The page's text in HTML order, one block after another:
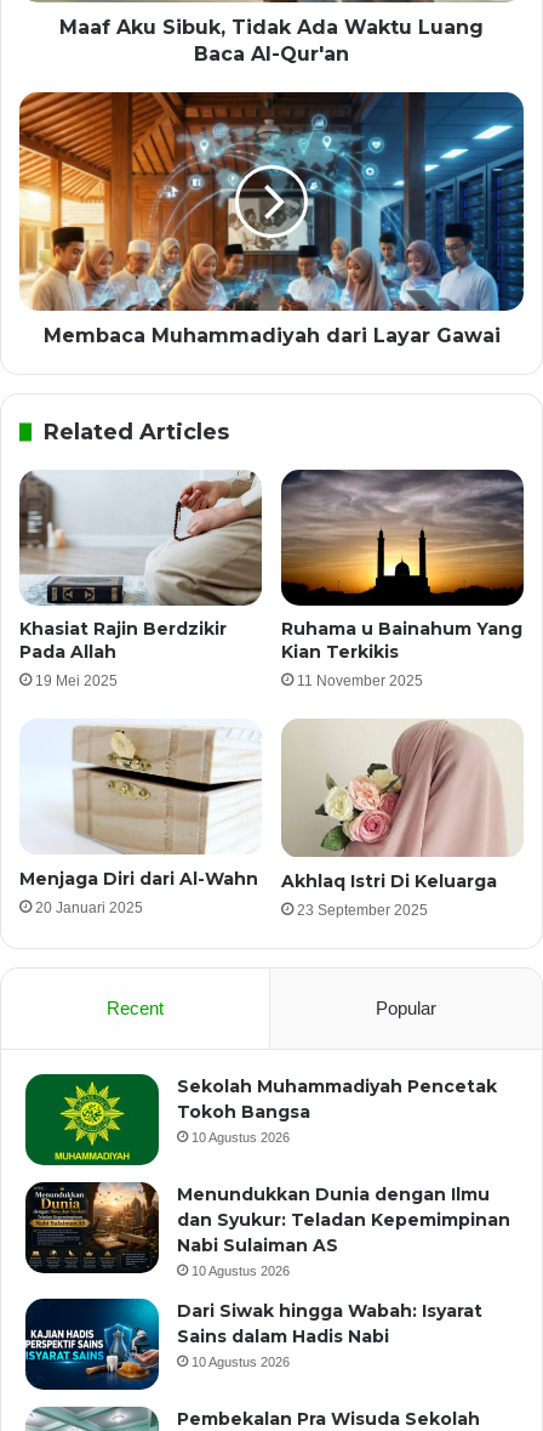
Maaf Aku Sibuk, Tidak Ada Waktu Luang
Baca Al-Qur'an
Membaca Muhammadiyah dari Layar Gawai
Related Articles
Khasiat Rajin Berdzikir
Pada Allah
19 Mei 2025
Ruhama u Bainahum Yang
Kian Terkikis
11 November 2025
Menjaga Diri dari Al-Wahn
20 Januari 2025
Akhlaq Istri Di Keluarga
23 September 2025
Recent Popular
Sekolah Muhammadiyah Pencetak
Tokoh Bangsa
10 Agustus 2026
Menundukkan Dunia dengan Ilmu
dan Syukur: Teladan Kepemimpinan
Nabi Sulaiman AS
10 Agustus 2026
Dari Siwak hingga Wabah: Isyarat
Sains dalam Hadis Nabi
10 Agustus 2026
Pembekalan Pra Wisuda Sekolah